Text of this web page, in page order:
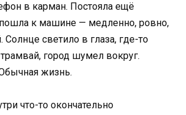
в карман. Постояла ещё
к машине — медленно, ровно,
Солнце светило в глаза, где-то
город шумел вокруг.
жизнь.
что-то окончательно